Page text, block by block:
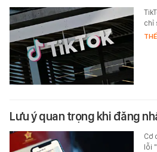
chỉ
Lưu ý quan trọng khi đăng
Cơ
lỗi